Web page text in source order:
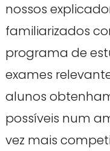
nossos
familiarizados
programa de
exames
alunos
possíveis num
vez mais